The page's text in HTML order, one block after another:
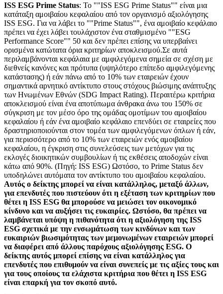
ISS ESG Prime Status: Το ""ISS ESG Prime Status"" είναι μια
κατάταξη αμοιβαίου κεφαλαίου από τον οργανισμό αξιολόγησης
ISS ESG. Για να λάβει το ""Prime Status"", ένα αμοιβαίο κεφάλαιο
πρέπει να έχει λάβει τουλάχιστον ένα σταθμισμένο ""ESG
Performance Score"" 50 και δεν πρέπει επίσης να υπερβαίνει
ορισμένα κατώτατα όρια κριτηρίων αποκλεισμού.Σε αυτά
περιλαμβάνονται κεφάλαια με αμφιλεγόμενα σημεία σε σχέση με
διεθνείς κανόνες και πρότυπα (υψηλότερο επίπεδο αμφιλεγόμενης
κατάστασης) ή εάν πάνω από το 10% των εταιρειών έχουν
σημαντικά αρνητικό αντίκτυπο στους στόχους βιώσιμης ανάπτυξης
των Ηνωμένων Εθνών (SDG Impact Rating). Περαιτέρω κριτήρια
αποκλεισμού είναι ένα αποτύπωμα άνθρακα άνω του 150% σε
σύγκριση με τον μέσο όρο της ομάδας ομοτίμων του αμοιβαίου
κεφαλαίου ή εάν ένα αμοιβαίο κεφάλαιο επενδύει σε εταιρείες που
δραστηριοποιούνται στον τομέα των αμφιλεγόμενων όπλων ή εάν,
για περισσότερο από το 10% των εταιρειών ενός αμοιβαίου
κεφαλαίου, η έγκριση στις συνελεύσεις των μετόχων για τις
εκλογές διοικητικών συμβουλίων ή τις εκθέσεις αποδοχών είναι
κάτω από 90%. (Πηγή: ISS ESG) Ωστόσο, το Prime Status δεν
υποδηλώνει αυτόματα τον αντίκτυπο του αμοιβαίου κεφαλαίου.
Αυτός ο δείκτης μπορεί να είναι κατάλληλος, μεταξύ άλλων,
για επενδυτές που πιστεύουν ότι η εξέταση των κριτηρίων που
θέτει η ISS ESG θα μπορούσε να μειώσει τον οικονομικό
κίνδυνο και να αυξήσει τις ευκαιρίες. Ωστόσο, θα πρέπει να
λαμβάνεται υπόψη η πιθανότητα ότι η αξιολόγηση της ISS
ESG σχετικά με την ενσωμάτωση των κινδύνων και των
ευκαιριών βιωσιμότητας των μεμονωμένων εταιρειών μπορεί
να διαφέρει από άλλους παρόχους αξιολόγησης ESG. Ο
δείκτης αυτός μπορεί επίσης να είναι κατάλληλος για
επενδυτές που επιθυμούν να είναι συνεπείς με τις αξίες τους και
για τους οποίους τα ελάχιστα κριτήρια που θέτει η ISS ESG
είναι επαρκή για τον σκοπό αυτό.